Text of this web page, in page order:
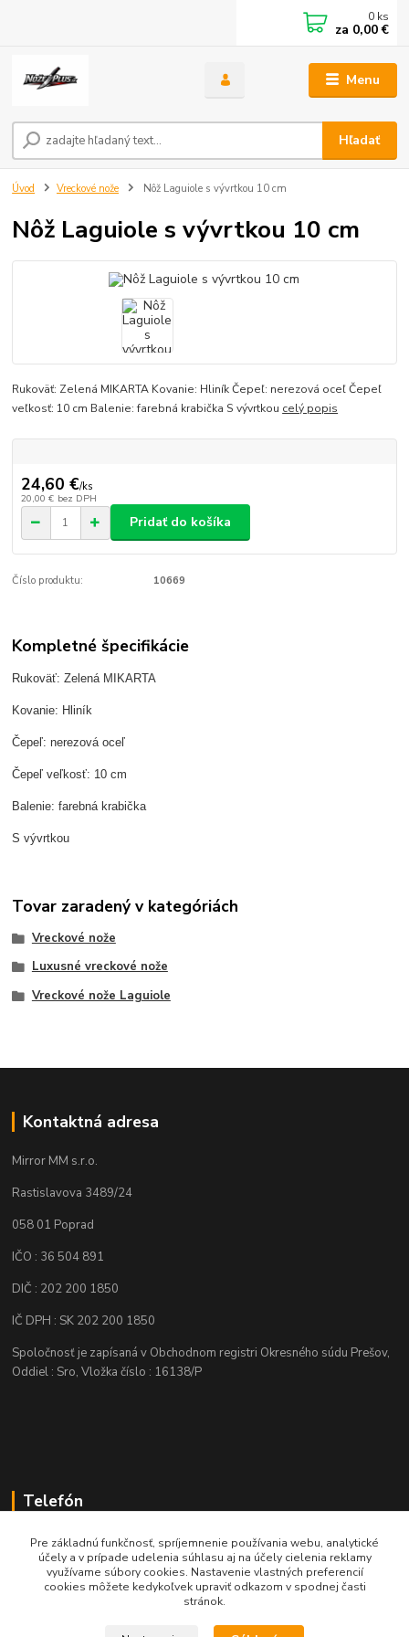
Menu
Hľadať
0 ks
za 0,00 €
Úvod Vreckové nože Nôž Laguiole s vývrtkou 10 cm
Nôž Laguiole s vývrtkou 10 cm
Rukoväť: Zelená MIKARTA Kovanie: Hliník Čepeľ: nerezová oceľ Čepeľ
veľkosť: 10 cm Balenie: farebná krabička S vývrtkou celý popis
24,60 €/ks
20,00 € bez DPH
Pridať do košíka
Číslo produktu: 10669
Kompletné špecifikácie
Rukoväť: Zelená MIKARTA
Kovanie: Hliník
Čepeľ: nerezová oceľ
Čepeľ veľkosť: 10 cm
Balenie: farebná krabička
S vývrtkou
Tovar zaradený v kategóriách
Vreckové nože
Luxusné vreckové nože
Vreckové nože Laguiole
Kontaktná adresa
Mirror MM s.r.o.
Rastislavova 3489/24
058 01 Poprad
IČO : 36 504 891
DIČ : 202 200 1850
IČ DPH : SK 202 200 1850
Spoločnosť je zapísaná v Obchodnom registri Okresného súdu Prešov,
Oddiel : Sro, Vložka číslo : 16138/P
Telefón
+421 905 622 625
obchod@nozeplus.sk
Pre základnú funkčnosť, spríjemnenie používania webu, analytické
účely a v prípade udelenia súhlasu aj na účely cielenia reklamy
využívame súbory cookies. Nastavenie vlastných preferencií
cookies môžete kedykoľvek upraviť odkazom v spodnej časti
stránok.